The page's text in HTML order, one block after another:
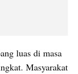
luas di masa
Masyarakat